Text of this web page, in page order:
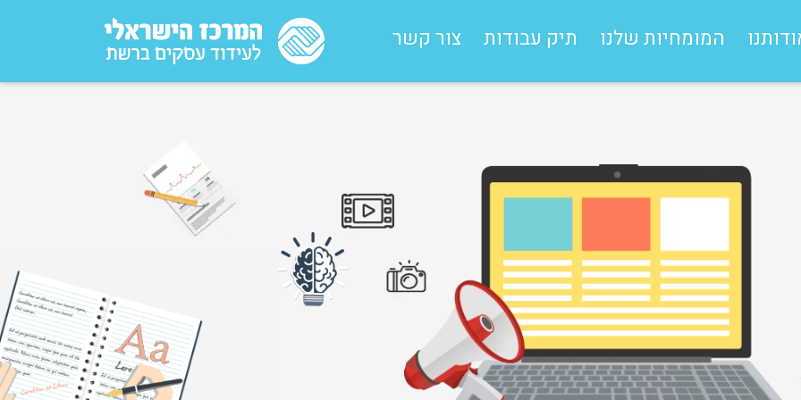
המומחיות שלנו תיק עבודות צור קשר